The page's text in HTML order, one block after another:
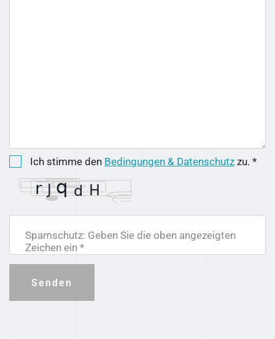
Ich stimme den Bedingungen & Datenschutz zu. *
Spamschutz: Geben Sie die oben angezeigten
Zeichen ein *
Senden